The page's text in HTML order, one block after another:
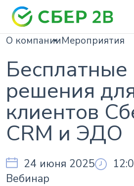
О компанииМероприятия
Бесплатные
решения
клиентов
CRM и ЭДО
24 июня 2025
Вебинар